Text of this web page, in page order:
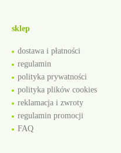
sklep
dostawa i płatności
regulamin
polityka prywatności
polityka plików cookies
reklamacja i zwroty
regulamin promocji
FAQ